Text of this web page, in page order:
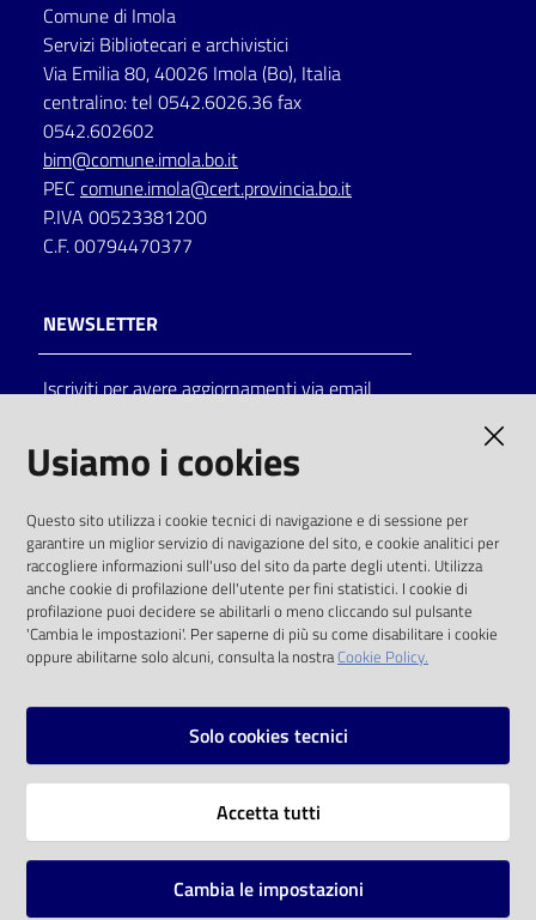
Seguici
su
on line
Eventi
Chiedi al
bibliotecario
Avvisi
Comune di Imola
Servizi Bibliotecari e archivistici
Via Emilia 80, 40026 Imola (Bo), Italia
centralino: tel 0542.6026.36 fax
0542.602602
bim@comune.imola.bo.it
PEC comune.imola@cert.provincia.bo.it
P.IVA 00523381200
C.F. 00794470377
NEWSLETTER
Iscriviti per avere aggiornamenti via email
solo alle condizioni previste dalla direttiva
comunitaria 2003/98/CE e dal d.lgs. 36/2006
SOCIAL
Instagram
Vai alla pagina
Usiamo i cookies
Questo sito utilizza i cookie tecnici di navigazione e di sessione per
garantire un miglior servizio di navigazione del sito, e cookie analitici per
raccogliere informazioni sull'uso del sito da parte degli utenti. Utilizza
anche cookie di profilazione dell'utente per fini statistici. I cookie di
profilazione puoi decidere se abilitarli o meno cliccando sul pulsante
'Cambia le impostazioni'. Per saperne di più su come disabilitare i cookie
oppure abilitarne solo alcuni, consulta la nostraCookie Policy.
Solo cookies tecnici
Accetta tutti
Cambia le impostazioni